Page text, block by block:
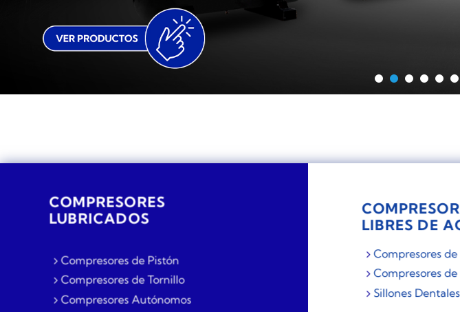
COMPRESORES
LUBRICADOS
Compresores de Pistón
Compresores de Tornillo
Compresores Autónomos
LIBRES DE
Compresores de
Compresores de
Sillones Dentales